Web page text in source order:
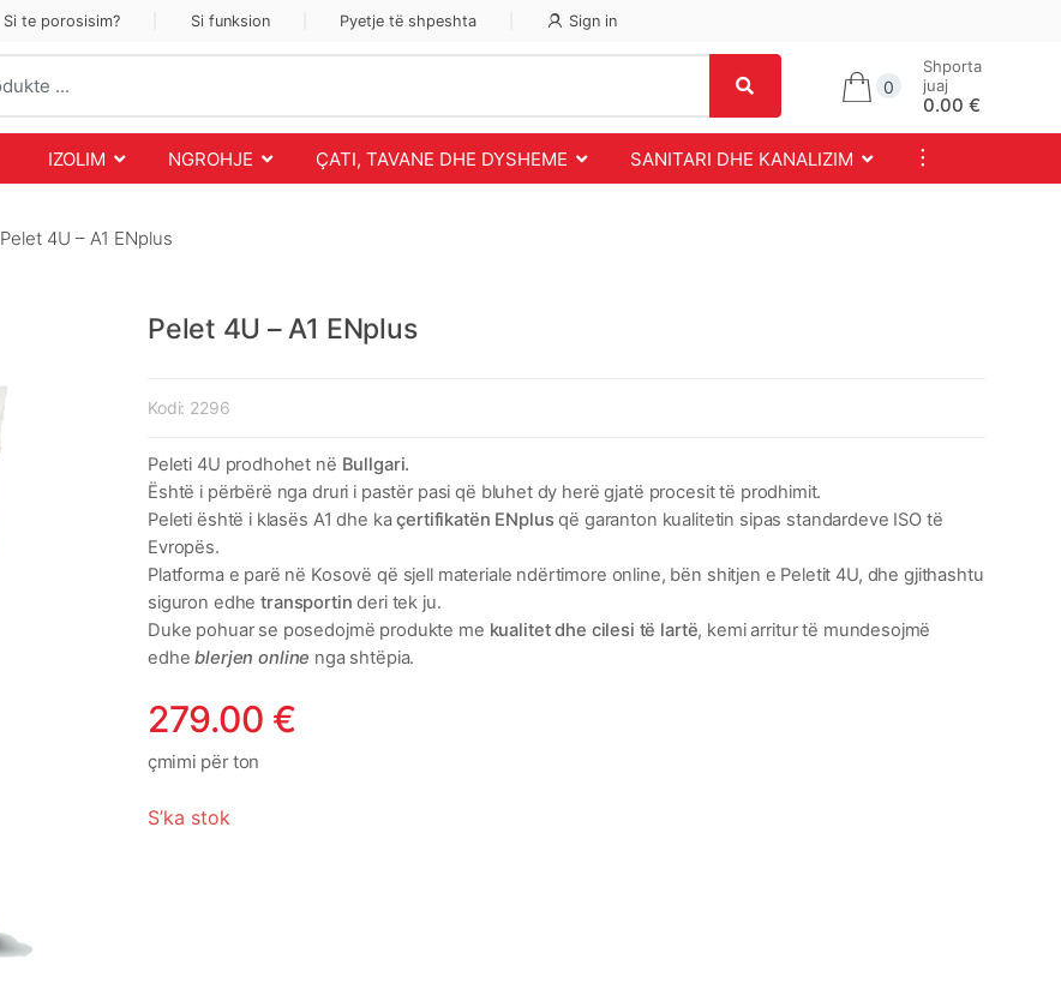
Si te porosisim? Si funksion Pyetje të shpeshta Sign in
0
Shporta
juaj
0.00 €
IZOLIM NGROHJE ÇATI, TAVANE DHE DYSHEME SANITARI DHE KANALIZIM ...
Pelet 4U – A1 ENplus
Pelet 4U – A1 ENplus
Kodi: 2296
Peleti 4U prodhohet në Bullgari.
Është i përbërë nga druri i pastër pasi që bluhet dy herë gjatë procesit të prodhimit.
Peleti është i klasës A1 dhe kaçertifikatën ENplusqë garanton kualitetin sipas standardeve ISO të
Evropës.
Platforma e parë në Kosovë që sjell materiale ndërtimore online, bën shitjen e Peletit 4U, dhe gjithashtu
siguron edhetransportin deri tek ju.
Duke pohuar se posedojmë produkte me kualitet dhe cilesi të lartë, kemi arritur të mundesojmë
edhe blerjen online nga shtëpia.
279.00 €
çmimi për ton
S’ka stok